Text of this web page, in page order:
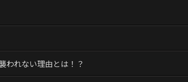
われない理由とは！？